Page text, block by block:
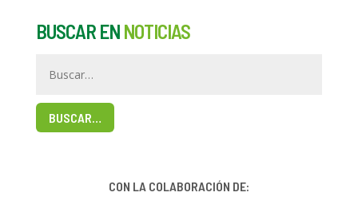
BUSCAR EN NOTICIAS
BUSCAR…
CON LA COLABORACIÓN DE: